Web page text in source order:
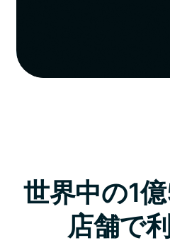
世界中の1
店舗で